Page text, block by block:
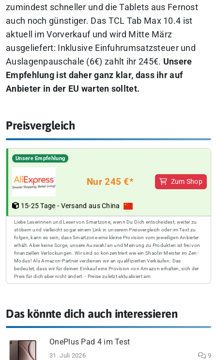
zumindest schneller und die Tablets aus Fernost
auch noch günstiger. Das TCL Tab Max 10.4 ist
aktuell im Vorverkauf und wird Mitte März
ausgeliefert: Inklusive Einfuhrumsatzsteuer und
Auslagenpauschale (6€) zahlt ihr 245€. Unsere
Empfehlung ist daher ganz klar, dass ihr auf
Anbieter in der EU warten solltet.
Preisvergleich
Unsere Empfehlung
Nur 245 €* Zum Shop
15-25 Tage - Versand aus China
Liebe Leserinnen und Leser von Smartzone, wenn Du Dich entscheidest, weiter zu
stöbern und vielleicht sogar einem Link in unserem Preisvergleich oder im Text zu
folgen, kann es sein, dass Smartzone eine kleine Provision vom jeweiligen Anbieter
erhält. Aber keine Sorge, unsere Auswahl an und Meinung zu Produkten ist frei von
finanziellen Verlockungen. Wir sind so konzentriert wie ein Shaolin-Meister im Zen-
Modus! Als Amazon-Partner verdienen wir an qualifizierten Verkäufen. Das
bedeutet, dass wir für deinen Einkauf eine Provision von Amazon erhalten, sich der
Preis für dich aber nicht ändert. - Preise zuletzt aktualisiert am
Das könnte dich auch interessieren
OnePlus Pad 4 im Test
31. Juli 2026 9